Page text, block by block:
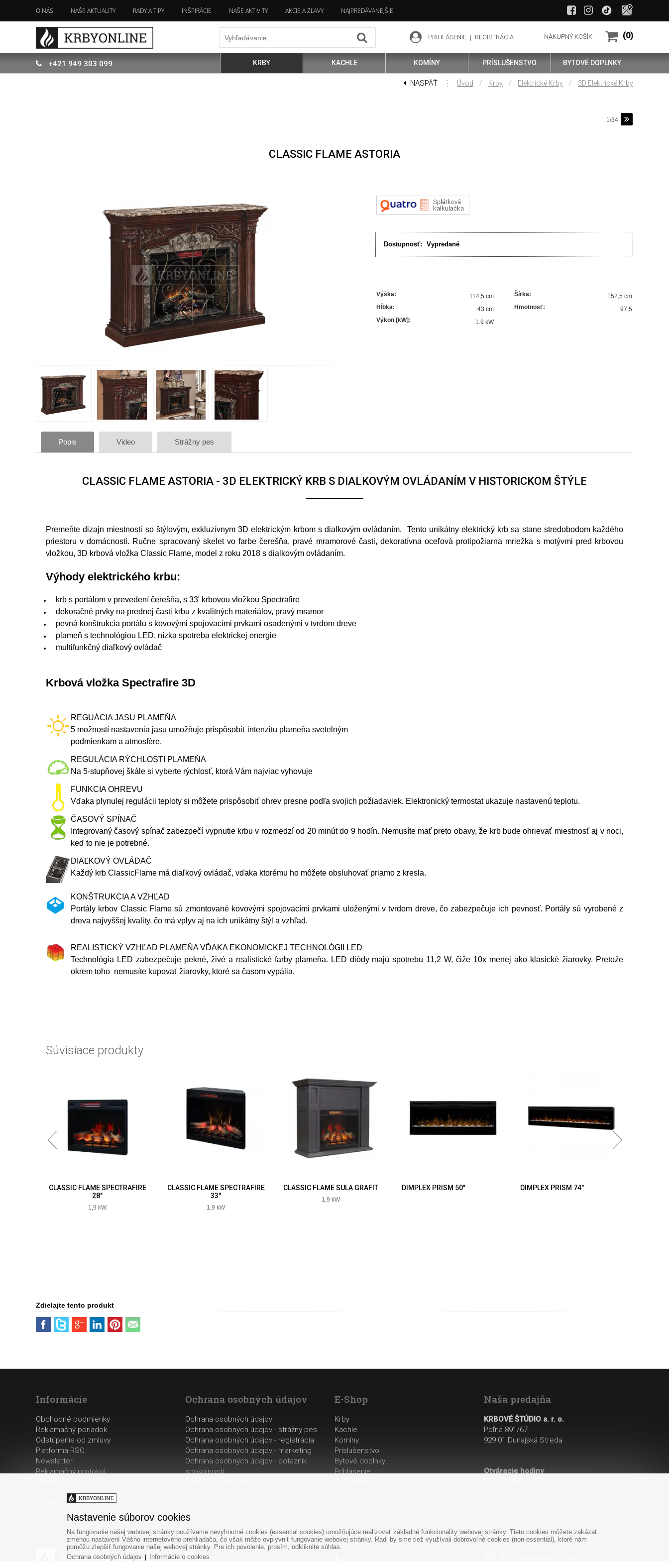
O NÁS NAŠE AKTUALITY RADY A TIPY INŠPIRÁCIE NAŠE AKTIVITY AKCIE A ZĽAVY NAJPREDÁVANEJŠIE
KRBY KACHLE KOMÍNY PRÍSLUŠENSTVO BYTOVÉ DOPLNKY
PRIHLÁSENIE REGISTRÁCIA
+421 949 303 099
NÁKUPNÝ KOŠÍK (0)
NASPÄŤ ⋮ Úvod / Krby / Elektrické Krby / 3D Elektrické Krby
1/34
CLASSIC FLAME ASTORIA
Dostupnosť: Vypredané
Výška: 114,5 cm Šírka:
152,5 cm
Hĺbka: 43 cm Hmotnosť:
97,5
Výkon [kW] : 1.9 kW
Popis Video Strážny pes
CLASSIC FLAME ASTORIA - 3D ELEKTRICKÝ KRB S DIALKOVÝM OVLÁDANÍM V HISTORICKOM ŠTÝLE
Premeňte dizajn miestnosti so štýlovým, exkluzívnym 3D elektrickým krbom s dialkovým ovládaním. Tento unikátny elektrický krb sa stane stredobodom každého
priestoru v domácnosti. Ručne spracovaný skelet vo farbe čerešňa, pravé mramorové časti, dekoratívna oceľová protipožiarna mriežka s motývmi pred krbovou
vložkou, 3D krbová vložka Classic Flame, model z roku 2018 s dialkovým ovládaním.
Výhody elektrického krbu:
krb s portálom v prevedení čerešňa, s 33' krbovou vložkou Spectrafire
dekoračné prvky na prednej časti krbu z kvalitných materiálov, pravý mramor
pevná konštrukcia portálu s kovovými spojovacími prvkami osadenými v tvrdom dreve
plameň s technológiou LED, nízka spotreba elektrickej energie
multifunkčný diaľkový ovládač
Krbová vložka Spectrafire 3D
REGUÁCIA JASU PLAMEŇA
5 možností nastavenia jasu umožňuje prispôsobiť intenzitu plameňa svetelným
podmienkam a atmosfére.
REGULÁCIA RÝCHLOSTI PLAMEŇA
Na 5-stupňovej škále si vyberte rýchlosť, ktorá Vám najviac vyhovuje
FUNKCIA OHREVU
Vďaka plynulej regulácii teploty si môžete prispôsobiť ohrev presne podľa svojich požiadaviek. Elektronický termostat ukazuje nastavenú teplotu.
ČASOVÝ SPÍNAČ
Integrovaný časový spínač zabezpečí vypnutie krbu v rozmedzí od 20 minút do 9 hodín. Nemusíte mať preto obavy, že krb bude ohrievať miestnosť aj v noci,
keď to nie je potrebné.
DIAĽKOVÝ OVLÁDAČ
Každý krb ClassicFlame má diaľkový ovládač, vďaka ktorému ho môžete obsluhovať priamo z kresla.
KONŠTRUKCIA A VZHĽAD
Portály krbov Classic Flame sú zmontované kovovými spojovacími prvkami uloženými v tvrdom dreve, čo zabezpečuje ich pevnosť. Portály sú vyrobené z
dreva najvyššej kvality, čo má vplyv aj na ich unikátny štýl a vzhľad.
REALISTICKÝ VZHĽAD PLAMEŇA VĎAKA EKONOMICKEJ TECHNOLÓGII LED
Technológia LED zabezpečuje pekné, živé a realistické farby plameňa. LED diódy majú spotrebu 11,2 W, čiže 10x menej ako klasické žiarovky. Pretože
okrem toho nemusíte kupovať žiarovky, ktoré sa časom vypália.
Súvisiace produkty
CLASSIC FLAME SPECTRAFIRE
28"
1,9 kW
CLASSIC FLAME SPECTRAFIRE
33"
1,9 kW
CLASSIC FLAME SULA GRAFIT
1,9 kW
DIMPLEX PRISM 50" DIMPLEX PRISM 74"
Zdielajte tento produkt
Informácie
Obchodné podmienky
Reklamačný poriadok
Odstúpenie od zmluvy
Platforma RSO
Newsletter
Reklamačný protokol
Ochrana osobných údajov
Ochrana osobných údajov
Ochrana osobných údajov - strážny pes
Ochrana osobných údajov - registrácia
Ochrana osobných údajov - marketing
Ochrana osobných údajov - dotaznik
spokojnosti
E-Shop
Krby
Kachle
Komíny
Príslušenstvo
Bytové doplnky
Prihlásenie
Naša predajňa
KRBOVÉ ŠTÚDIO s. r. o.
Poľná 891/67
929 01 Dunajská Streda
Otváracie hodiny:
Po-Pi: 8:00 - 17:00
Nastavenie súborov cookies
Na fungovanie našej webovej stránky používame nevyhnutné cookies (essential cookies) umožňujúce realizovať základné funkcionality webovej stránky. Tieto cookies môžete zakázať
zmenou nastavení Vášho internetového prehliadača, čo však môže ovplyvniť fungovanie webovej stránky. Radi by sme tiež využívali dobrovoľné cookies (non-essential), ktoré nám
pomôžu zlepšiť fungovanie našej webovej stránky. Pre ich povolenie, prosím, odkliknite súhlas.
Ochrana osobných údajov
Informácie o cookies